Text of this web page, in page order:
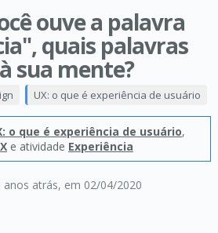
ouve a palavra
quais palavras
sua mente?
anos atrás, em 02/04/2020
UX: o que é experiência de usuário
o que é experiência de usuário,
e atividade Experiência